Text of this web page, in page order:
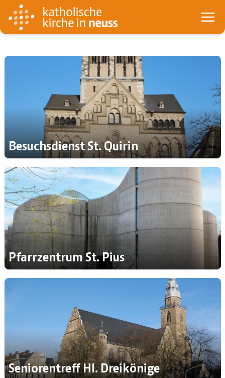
Besuchsdienst St. Quirin
Pfarrzentrum St. Pius
Seniorentreff Hl. Dreikönige